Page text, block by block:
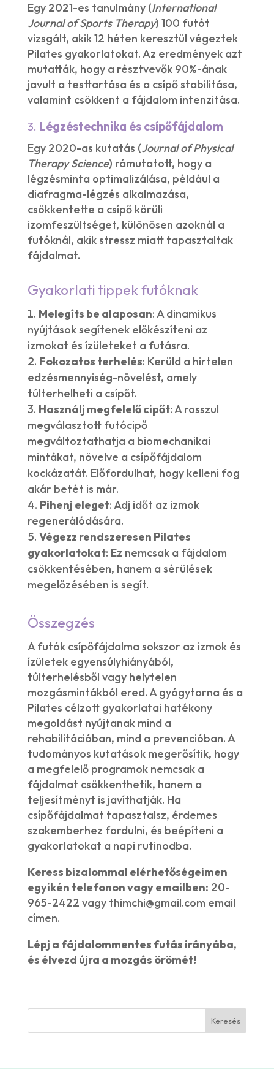
Egy 2021-es tanulmány (International
Journal of Sports Therapy) 100 futót
vizsgált, akik 12 héten keresztül végeztek
Pilates gyakorlatokat. Az eredmények azt
mutatták, hogy a résztvevők 90%-ának
javult a testtartása és a csípő stabilitása,
valamint csökkent a fájdalom intenzitása.
3. Légzéstechnika és csípőfájdalom
Egy 2020-as kutatás (Journal of Physical
Therapy Science) rámutatott, hogy a
légzésminta optimalizálása, például a
diafragma-légzés alkalmazása,
csökkentette a csípő körüli
izomfeszültséget, különösen azoknál a
futóknál, akik stressz miatt tapasztaltak
fájdalmat.
Gyakorlati tippek futóknak
Melegíts be alaposan: A dinamikus
nyújtások segítenek előkészíteni az
izmokat és ízületeket a futásra.
Fokozatos terhelés: Kerüld a hirtelen
edzésmennyiség-növelést, amely
túlterhelheti a csípőt.
Használj megfelelő cipőt: A rosszul
megválasztott futócipő
megváltoztathatja a biomechanikai
mintákat, növelve a csípőfájdalom
kockázatát. Előfordulhat, hogy kelleni fog
akár betét is már.
Pihenj eleget: Adj időt az izmok
regenerálódására.
Végezz rendszeresen Pilates
gyakorlatokat: Ez nemcsak a fájdalom
csökkentésében, hanem a sérülések
megelőzésében is segít.
Összegzés
A futók csípőfájdalma sokszor az izmok és
ízületek egyensúlyhiányából,
túlterhelésből vagy helytelen
mozgásmintákból ered. A gyógytorna és a
Pilates célzott gyakorlatai hatékony
megoldást nyújtanak mind a
rehabilitációban, mind a prevencióban. A
tudományos kutatások megerősítik, hogy
a megfelelő programok nemcsak a
fájdalmat csökkenthetik, hanem a
teljesítményt is javíthatják. Ha
csípőfájdalmat tapasztalsz, érdemes
szakemberhez fordulni, és beépíteni a
gyakorlatokat a napi rutinodba.
Keress bizalommal elérhetőségeimen
egyikén telefonon vagy emailben: 20-
965-2422 vagy thimchi@gmail.com email
címen.
Lépj a fájdalommentes futás irányába,
és élvezd újra a mozgás örömét!